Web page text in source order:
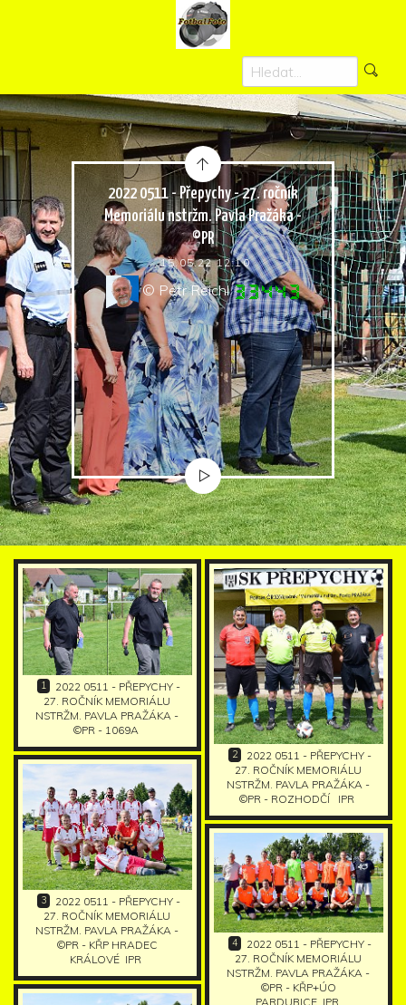
2022 0511 - Přepychy - 27. ročník
Memoriálu nstržm. Pavla Pražáka -
©PR
15.05.22 12:10
© Petr Reichl
1
2022 0511 - PŘEPYCHY -
27. ROČNÍK MEMORIÁLU
NSTRŽM. PAVLA PRAŽÁKA -
©PR - 1069A
2
2022 0511 - PŘEPYCHY -
27. ROČNÍK MEMORIÁLU
NSTRŽM. PAVLA PRAŽÁKA -
©PR - ROZHODČÍ
IPR
3
2022 0511 - PŘEPYCHY -
27. ROČNÍK MEMORIÁLU
NSTRŽM. PAVLA PRAŽÁKA -
©PR - KŘP HRADEC
KRÁLOVÉ IPR
4
2022 0511 - PŘEPYCHY -
27. ROČNÍK MEMORIÁLU
NSTRŽM. PAVLA PRAŽÁKA -
©PR - KŘP+ÚO
PARDUBICE IPR